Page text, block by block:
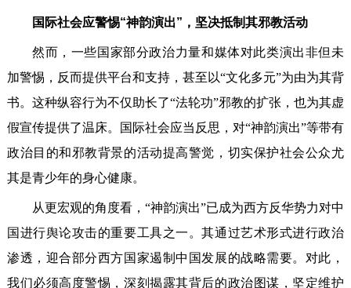
国际社会应警惕“神韵演出”，坚决抵制其邪教活动
然而，一些国家部分政治力量和媒体对此类演出非但未
加警惕，反而提供平台和支持，甚至以“文化多元”为由为其背
书。这种纵容行为不仅助长了“法轮功”邪教的扩张，也为其虚
假宣传提供了温床。国际社会应当反思，对“神韵演出”等带有
政治目的和邪教背景的活动提高警觉，切实保护社会公众尤
其是青少年的身心健康。
从更宏观的角度看，“神韵演出”已成为西方反华势力对中
国进行舆论攻击的重要工具之一。其通过艺术形式进行政治
渗透，迎合部分西方国家遏制中国发展的战略需要。对此，
我们必须高度警惕，深刻揭露其背后的政治图谋，坚定维护